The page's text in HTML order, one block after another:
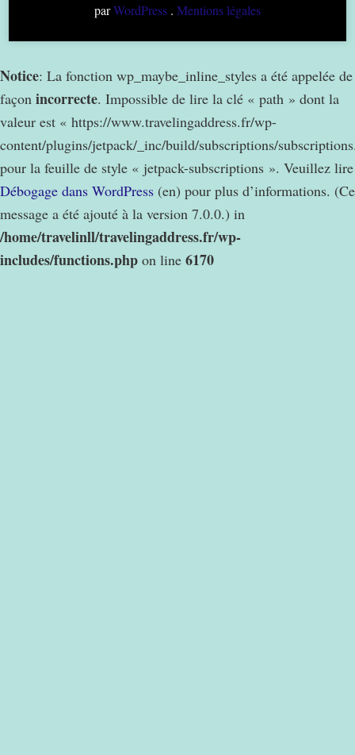
parWordPress . Mentions légales
Notice: La fonction wp_maybe_inline_styles a été appelée de
façon incorrecte. Impossible de lire la clé « path » dont la
valeur est « https://www.travelingaddress.fr/wp-
content/plugins/jetpack/_inc/build/subscriptions/
pour la feuille de style « jetpack-subscriptions ». Veuillez lire
Débogage dans WordPress (en) pour plus d’informations. (Ce
message a été ajouté à la version 7.0.0.) in
/home/travelinll/travelingaddress.fr/wp-
includes/functions.php on line 6170